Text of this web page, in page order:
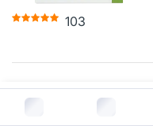
В
103
Верона